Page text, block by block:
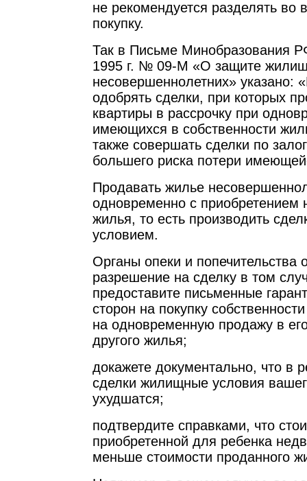
не рекомендуется разделять во
покупку.
Так в Письме Минобразования
1995 г. № 09-М «О защите
несовершеннолетних» указано:
одобрять сделки, при которых
квартиры в рассрочку при
имеющихся в собственности
также совершать сделки по
большего риска потери
Продавать жилье
одновременно с приобретением
жилья, то есть производить
условием.
Органы опеки и попечительства
разрешение на сделку в том
предоставите письменные
сторон на покупку
на одновременную продажу в
другого жилья;
докажете документально, что в
сделки жилищные условия
ухудшатся;
подтвердите справками, что
приобретенной для ребенка
меньше стоимости проданного